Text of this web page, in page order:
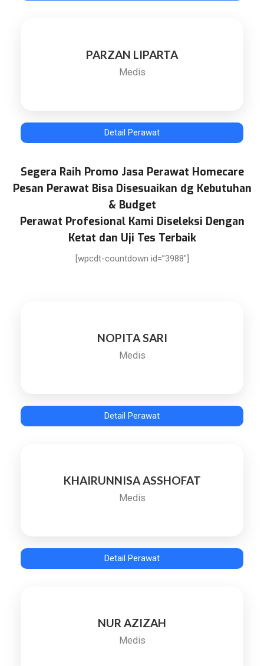
PARZAN LIPARTA
Medis
Detail Perawat
Segera Raih Promo Jasa Perawat Homecare
Pesan Perawat Bisa Disesuaikan dg Kebutuhan
& Budget
Perawat Profesional Kami Diseleksi Dengan
Ketat dan Uji Tes Terbaik
[wpcdt-countdown id=”3988″]
NOPITA SARI
Medis
Detail Perawat
KHAIRUNNISA ASSHOFAT
Medis
Detail Perawat
NUR AZIZAH
Medis